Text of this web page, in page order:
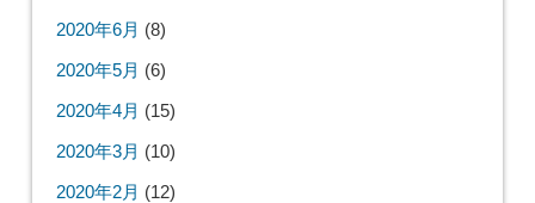
2020年6月 (8)
2020年5月 (6)
2020年4月 (15)
2020年3月 (10)
2020年2月 (12)